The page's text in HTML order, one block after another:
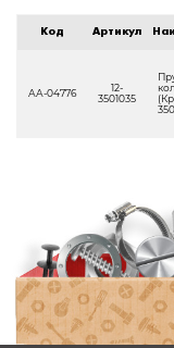
Код Артикул
АА-04776
12-
3501035